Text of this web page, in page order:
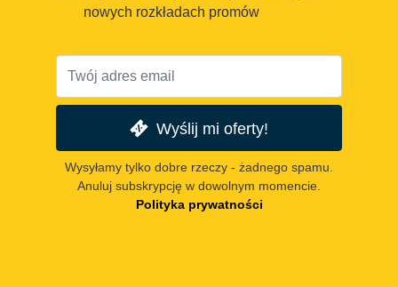
nowych rozkładach promów
Wyślij mi oferty!
Wysyłamy tylko dobre rzeczy - żadnego spamu.
Anuluj subskrypcję w dowolnym momencie.
Polityka prywatności